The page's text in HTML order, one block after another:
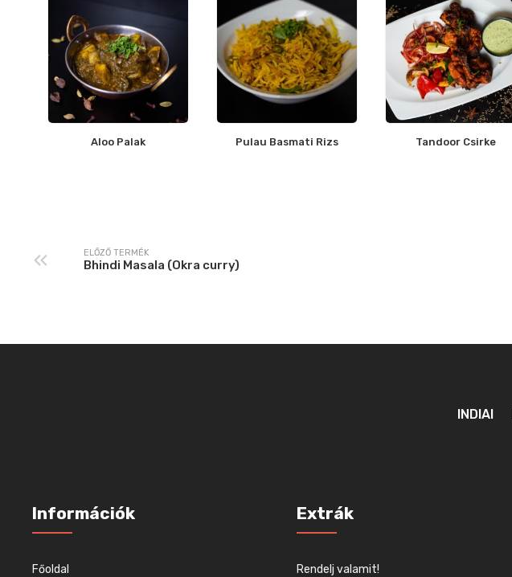
Aloo Palak Pulau Basmati Rizs Tandoor Csirke
ELŐZŐ TERMÉK
Bhindi Masala (Okra curry)
INDIAI
Információk
Főoldal
Extrák
Rendelj valamit!